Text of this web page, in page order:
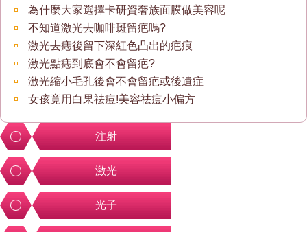
為什麼大家選擇卡研資奢族面膜做美容呢
不知道激光去咖啡斑留疤嗎?
激光去痣後留下深紅色凸出的疤痕
激光點痣到底會不會留疤?
激光縮小毛孔後會不會留疤或後遺症
女孩竟用白果祛痘!美容祛痘小偏方
注射
激光
光子